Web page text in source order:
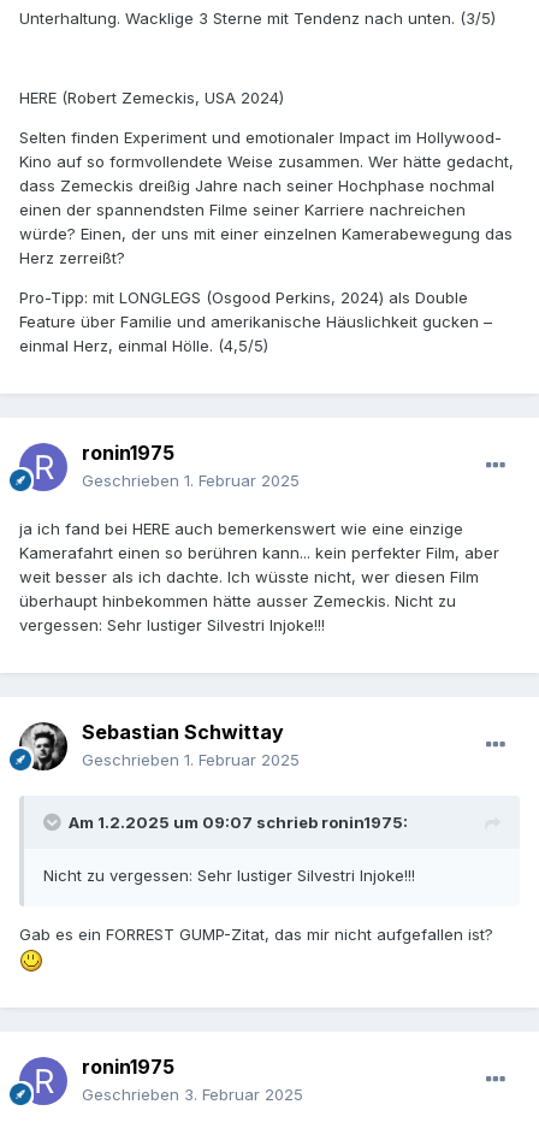
Unterhaltung. Wacklige 3 Sterne mit Tendenz nach unten. (3/5)
HERE (Robert Zemeckis, USA 2024)
Selten finden Experiment und emotionaler Impact im Hollywood-
Kino auf so formvollendete Weise zusammen. Wer hätte gedacht,
dass Zemeckis dreißig Jahre nach seiner Hochphase nochmal
einen der spannendsten Filme seiner Karriere nachreichen
würde? Einen, der uns mit einer einzelnen Kamerabewegung das
Herz zerreißt?
Pro-Tipp: mit LONGLEGS (Osgood Perkins, 2024) als Double
Feature über Familie und amerikanische Häuslichkeit gucken –
einmal Herz, einmal Hölle. (4,5/5)
ronin1975
Geschrieben 1. Februar 2025
ja ich fand bei HERE auch bemerkenswert wie eine einzige
Kamerafahrt einen so berühren kann... kein perfekter Film, aber
weit besser als ich dachte. Ich wüsste nicht, wer diesen Film
überhaupt hinbekommen hätte ausser Zemeckis. Nicht zu
vergessen: Sehr lustiger Silvestri Injoke!!!
Sebastian Schwittay
Geschrieben 1. Februar 2025
Am 1.2.2025 um 09:07 schrieb ronin1975:
Nicht zu vergessen: Sehr lustiger Silvestri Injoke!!!
Gab es ein FORREST GUMP-Zitat, das mir nicht aufgefallen ist?
ronin1975
Geschrieben 3. Februar 2025